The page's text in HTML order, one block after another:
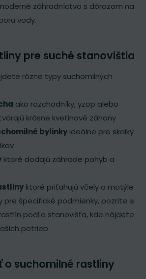
záhradníctvo s dôrazom na
vody.
pre suché stanovištia
rôzne typy suchomilných
ako rozchodníky, yzop alebo
krásne kvetinové záhony
bylinky ideálne pre skalky
ktoré dodajú záhrade pohyb a
ktoré priťahujú včely a motýle
pre špecifické podmienky, pozrite si
podľa stanovišťa, kde nájdete
potrieb.
o suchomilné rastliny